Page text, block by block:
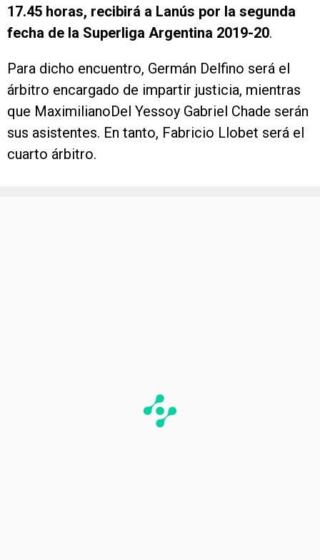
17.45 horas, recibirá a Lanús por la segunda
fecha de la Superliga Argentina 2019-20.
Para dicho encuentro, Germán Delfino será el
árbitro encargado de impartir justicia, mientras
que MaximilianoDel Yessoy Gabriel Chade serán
sus asistentes. En tanto, Fabricio Llobet será el
cuarto árbitro.